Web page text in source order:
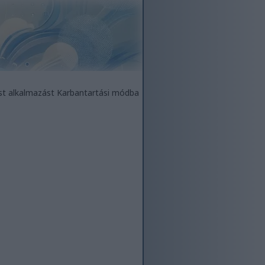
alkalmazást Karbantartási módba